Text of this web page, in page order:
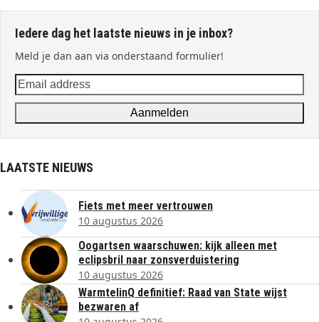
Iedere dag het laatste nieuws in je inbox?
Meld je dan aan via onderstaand formulier!
Email
address
Aanmelden
LAATSTE NIEUWS
Fiets met meer vertrouwen
10 augustus 2026
Oogartsen waarschuwen: kijk alleen met
eclipsbril naar zonsverduistering
10 augustus 2026
WarmtelinQ definitief: Raad van State wijst
bezwaren af